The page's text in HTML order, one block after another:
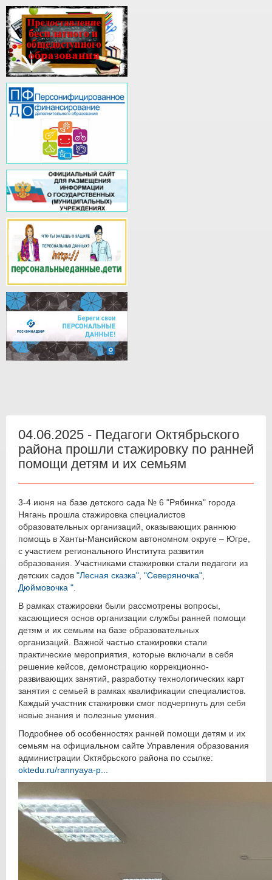
04.06.2025 - Педагоги Октябрьского
района прошли стажировку по ранней
помощи детям и их семьям
3-4 июня на базе детского сада № 6 "Рябинка" города
Нягань прошла стажировка специалистов
образовательных организаций, оказывающих раннюю
помощь в Ханты-Мансийском автономном округе – Югре,
с участием регионального Института развития
образования. Участниками стажировки стали педагоги из
детских садов "Лесная сказка" "Северяночка"
Дюймовочка "
В рамках стажировки были рассмотрены вопросы,
касающиеся основ организации службы ранней помощи
детям и их семьям на базе образовательных
организаций. Важной частью стажировки стали
практические мероприятия, которые включали в себя
решение кейсов, демонстрацию коррекционно-
развивающих занятий, разработку технологических карт
занятия с семьей в рамках квалификации специалистов.
Каждый участник стажировки смог подчерпнуть для себя
новые знания и полезные умения.
Подробнее об особенностях ранней помощи детям и их
семьям на официальном сайте Управления образования
администрации Октябрьского района по ссылке:
oktedu.ru/rannyaya-p...